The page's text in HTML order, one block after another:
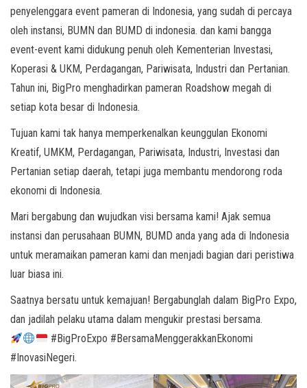
penyelenggara event pameran di Indonesia, yang sudah di percaya
oleh instansi, BUMN dan BUMD di indonesia. dan kami bangga
event-event kami didukung penuh oleh Kementerian Investasi,
Koperasi & UKM, Perdagangan, Pariwisata, Industri dan Pertanian.
Tahun ini, BigPro menghadirkan pameran Roadshow megah di
setiap kota besar di Indonesia.
Tujuan kami tak hanya memperkenalkan keunggulan Ekonomi
Kreatif, UMKM, Perdagangan, Pariwisata, Industri, Investasi dan
Pertanian setiap daerah, tetapi juga membantu mendorong roda
ekonomi di Indonesia.
Mari bergabung dan wujudkan visi bersama kami! Ajak semua
instansi dan perusahaan BUMN, BUMD anda yang ada di Indonesia
untuk meramaikan pameran kami dan menjadi bagian dari peristiwa
luar biasa ini.
Saatnya bersatu untuk kemajuan! Bergabunglah dalam BigPro Expo,
dan jadilah pelaku utama dalam mengukir prestasi bersama.
#BigProExpo #BersamaMenggerakkanEkonomi
#InovasiNegeri.